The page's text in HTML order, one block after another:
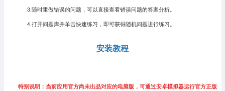
3.随时重做错误的问题，可以直接查看错误问题的答案分析。
4.打开问题库并单击快速练习，即可获得随机问题进行练习。
安装教程
特别说明：当前应用官方尚未出品对应的电脑版，可通过安卓模拟器运行官方正版